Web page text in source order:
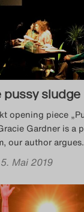
pussy sludge
opening piece
Gardner is a
our author argues.
Mai 2019